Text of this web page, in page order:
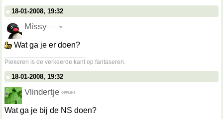
18-01-2008, 19:32
Missy
Wat ga je er doen?
Piekeren is de verkeerde kant op fantaseren.
18-01-2008, 19:32
Vlindertje
Wat ga je bij de NS doen?